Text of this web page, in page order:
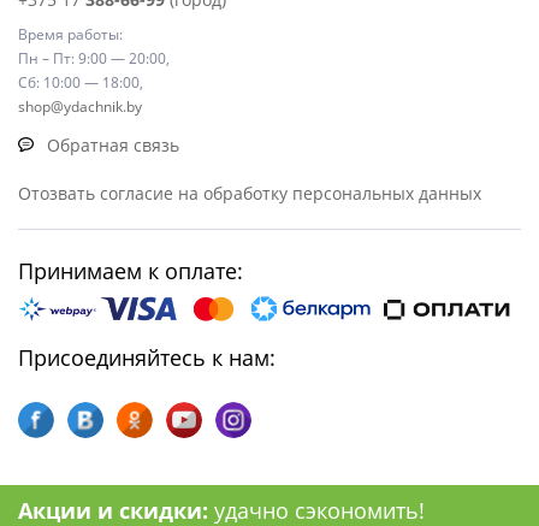
Время работы:
Пн – Пт: 9:00 — 20:00,
Сб: 10:00 — 18:00,
shop@ydachnik.by
Обратная связь
Отозвать согласие на обработку персональных данных
Принимаем к оплате:
Присоединяйтесь к нам:
Акции и скидки: удачно сэкономить!